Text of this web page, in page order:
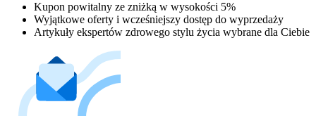
Kupon powitalny ze zniżką w wysokości 5%
Wyjątkowe oferty i wcześniejszy dostęp do wyprzedaży
Artykuły ekspertów zdrowego stylu życia wybrane dla Ciebie